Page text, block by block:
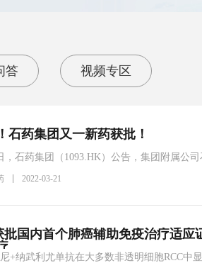
答 视频专区
石药集团又一新药获批！
，石药集团（1093.HK）公告，集团附属公
品名：克必妥）已获得中华人民共和国国家
2022-03-21
批国内首个肺癌辅助免疫治疗适
+纳武利尤单抗在大多数非透明细胞RCC中